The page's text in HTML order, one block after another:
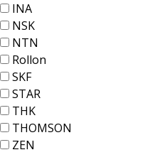
INA
NSK
NTN
Rollon
SKF
STAR
THK
THOMSON
ZEN